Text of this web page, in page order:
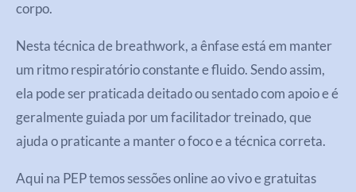
corpo.
Nesta técnica de breathwork, a ênfase está em manter
um ritmo respiratório constante e fluido. Sendo assim,
ela pode ser praticada deitado ou sentado com apoio e é
geralmente guiada por um facilitador treinado, que
ajuda o praticante a manter o foco e a técnica correta.
Aqui na PEP temos sessões online ao vivo e gratuitas